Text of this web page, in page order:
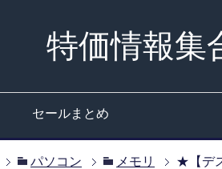
特価情報集
セールまとめ
パソコン メモリ ★【デ